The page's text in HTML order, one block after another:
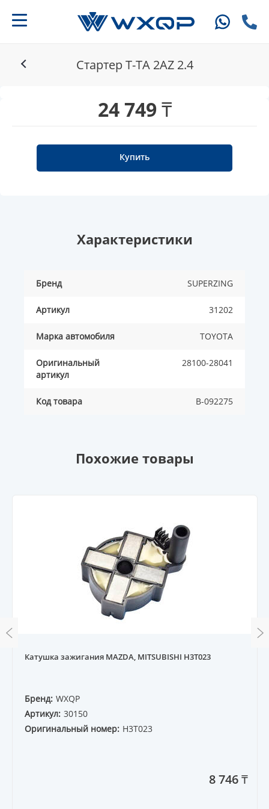
Стартер T-TA 2AZ 2.4
24 749 ₸
Купить
Характеристики
Бренд SUPERZING
Артикул 31202
Марка автомобиля TOYOTA
Оригинальный
артикул
28100-28041
Код товара B-092275
Похожие товары
Катушка зажигания MAZDA, MITSUBISHI H3T023
Бренд: WXQP
Артикул: 30150
Оригинальный номер: H3T023
8 746 ₸